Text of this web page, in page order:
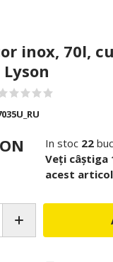
inox, 70l,
In stoc 22 buc
Veți câștiga
acest articol